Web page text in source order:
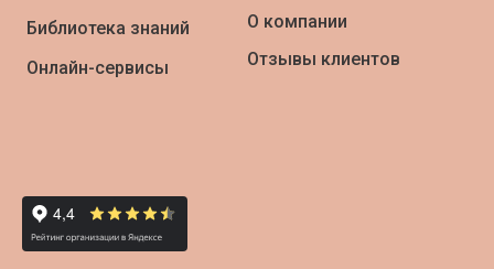
Библиотека знаний
Онлайн-сервисы
О компании
Отзывы клиентов